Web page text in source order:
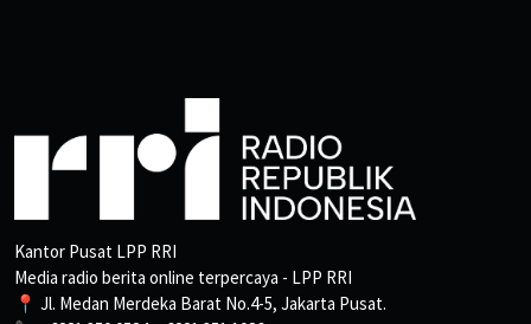
Kantor Pusat LPP RRI
Media radio berita online terpercaya - LPP RRI
📍 Jl. Medan Merdeka Barat No.4-5, Jakarta Pusat.